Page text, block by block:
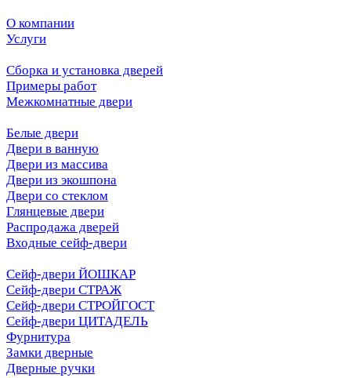
О компании
Услуги
Сборка и установка дверей
Примеры работ
Межкомнатные двери
Белые двери
Двери в ванную
Двери из массива
Двери из экошпона
Двери со стеклом
Глянцевые двери
Распродажа дверей
Входные сейф-двери
Сейф-двери ЙОШКАР
Сейф-двери СТРАЖ
Сейф-двери СТРОЙГОСТ
Сейф-двери ЦИТАДЕЛЬ
Фурнитура
Замки дверные
Дверные ручки